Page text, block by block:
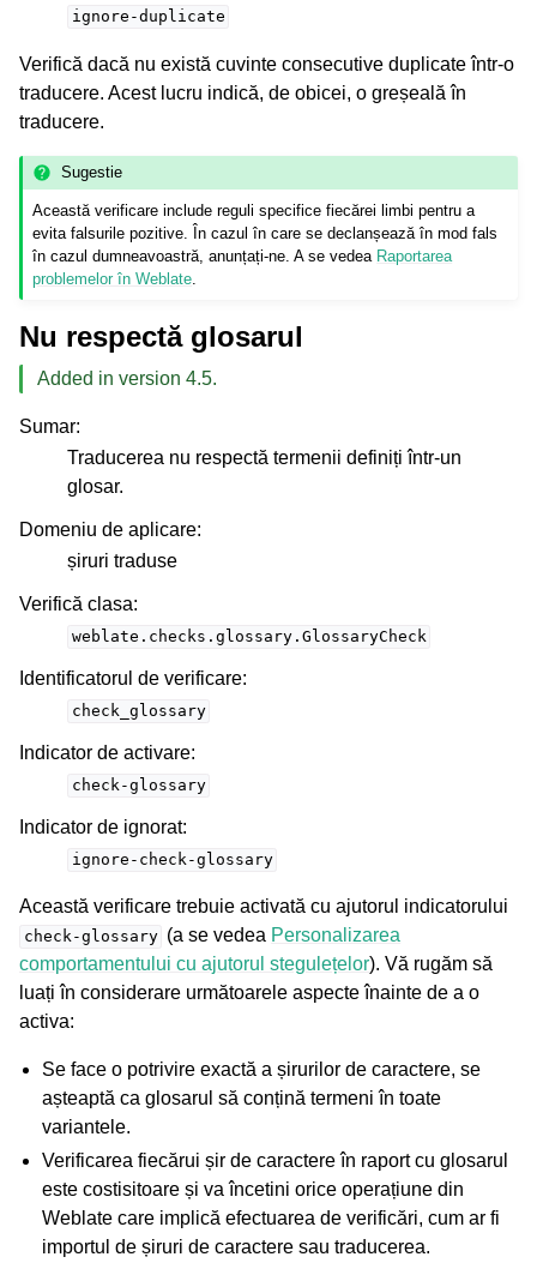
ignore-duplicate
Verifică dacă nu există cuvinte consecutive duplicate într-o
traducere. Acest lucru indică, de obicei, o greșeală în
traducere.
Sugestie
Această verificare include reguli specifice fiecărei limbi pentru a
evita falsurile pozitive. În cazul în care se declanșează în mod fals
în cazul dumneavoastră, anunțați-ne. A se vedea Raportarea
problemelor în Weblate.
Nu respectă glosarul
Added in version 4.5.
Sumar:
Traducerea nu respectă termenii definiți într-un
glosar.
Domeniu de aplicare:
șiruri traduse
Verifică clasa:
weblate.checks.glossary.GlossaryCheck
Identificatorul de verificare:
check_glossary
Indicator de activare:
check-glossary
Indicator de ignorat:
ignore-check-glossary
Această verificare trebuie activată cu ajutorul indicatorului
check-glossary (a se vedea Personalizarea
comportamentului cu ajutorul stegulețelor). Vă rugăm să
luați în considerare următoarele aspecte înainte de a o
activa:
Se face o potrivire exactă a șirurilor de caractere, se
așteaptă ca glosarul să conțină termeni în toate
variantele.
Verificarea fiecărui șir de caractere în raport cu glosarul
este costisitoare și va încetini orice operațiune din
Weblate care implică efectuarea de verificări, cum ar fi
importul de șiruri de caractere sau traducerea.